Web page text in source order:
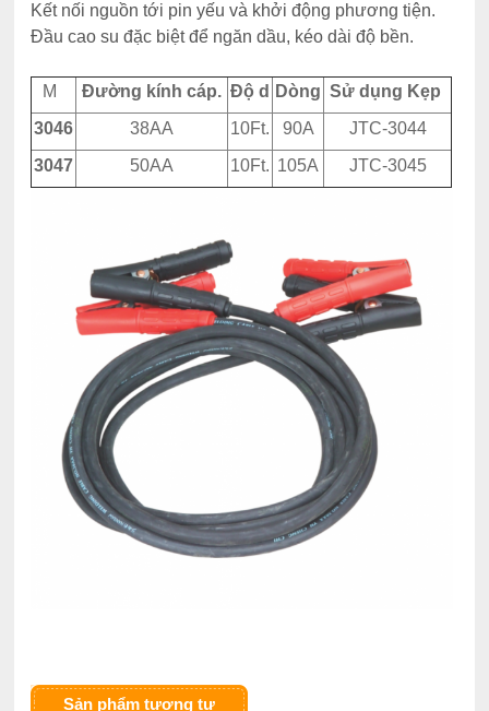
Kết nối nguồn tới pin yếu và khởi động phương tiện.
Đầu cao su đặc biệt để ngăn dầu, kéo dài độ bền.
M Đường kính cáp. Độ d Dòng Sử dụng Kẹp
3046
38AA 10Ft. 90A
JTC-3044
3047
50AA 10Ft. 105A JTC-3045
Sản phẩm tương tự